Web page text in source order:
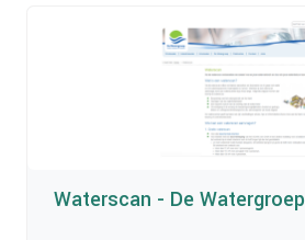
Waterscan - De Watergroep